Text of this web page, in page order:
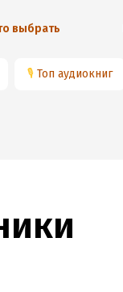
выбрать
🎙 Топ аудиокниг